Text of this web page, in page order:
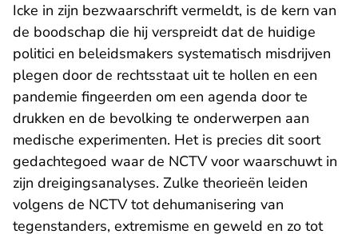
Icke in zijn bezwaarschrift vermeldt, is de kern van
de boodschap die hij verspreidt dat de huidige
politici en beleidsmakers systematisch misdrijven
plegen door de rechtsstaat uit te hollen en een
pandemie fingeerden om een agenda door te
drukken en de bevolking te onderwerpen aan
medische experimenten. Het is precies dit soort
gedachtegoed waar de NCTV voor waarschuwt in
zijn dreigingsanalyses. Zulke theorieën leiden
volgens de NCTV tot dehumanisering van
tegenstanders, extremisme en geweld en zo tot